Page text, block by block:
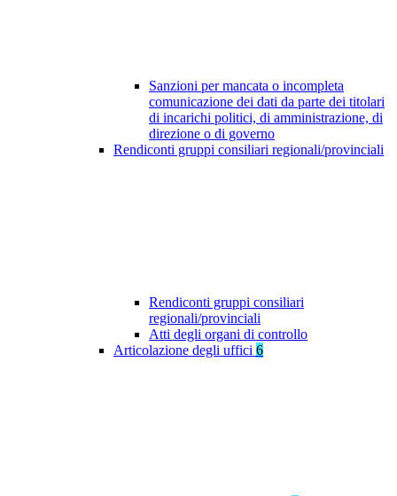
Sanzioni per mancata o incompleta
comunicazione dei dati da parte dei titolari
di incarichi politici, di amministrazione, di
direzione o di governo
Rendiconti gruppi consiliari regionali/provinciali
Rendiconti gruppi consiliari
regionali/provinciali
Atti degli organi di controllo
Articolazione degli uffici 6